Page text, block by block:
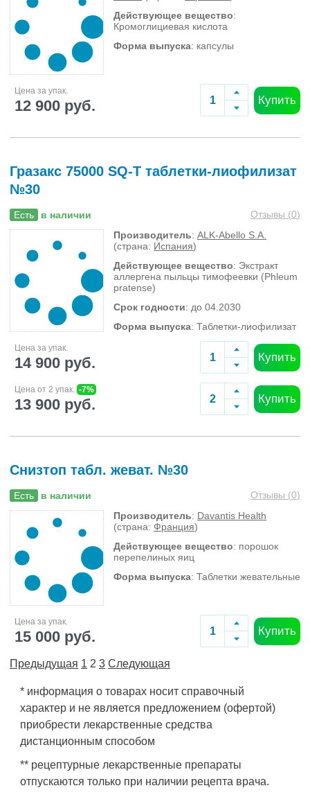
Действующее вещество:
Кромоглициевая кислота
Форма выпуска: капсулы
Цена за упак.
12 900 руб. Купить
Гразакс 75000 SQ-T таблетки-лиофилизат
№30
Есть в наличии Отзывы (0)
Производитель: ALK-Abello S.A.
(страна: Испания)
Действующее вещество: Экстракт
аллергена пыльцы тимофеевки (Phleum
pratense)
Срок годности: до 04.2030
Форма выпуска: Таблетки-лиофилизат
Цена за упак.
14 900 руб. Купить
Цена от 2 упак. -7%
13 900 руб. Купить
Снизтоп табл. жеват. №30
Есть в наличии Отзывы (0)
Производитель: Davantis Health
(страна: Франция)
Действующее вещество: порошок
перепелиных яиц
Форма выпуска: Таблетки жевательные
Цена за упак.
15 000 руб. Купить
Предыдущая 1 2 3 Следующая
* информация о товарах носит справочный
характер и не является предложением (офертой)
приобрести лекарственные средства
дистанционным способом
** рецептурные лекарственные препараты
отпускаются только при наличии рецепта врача.